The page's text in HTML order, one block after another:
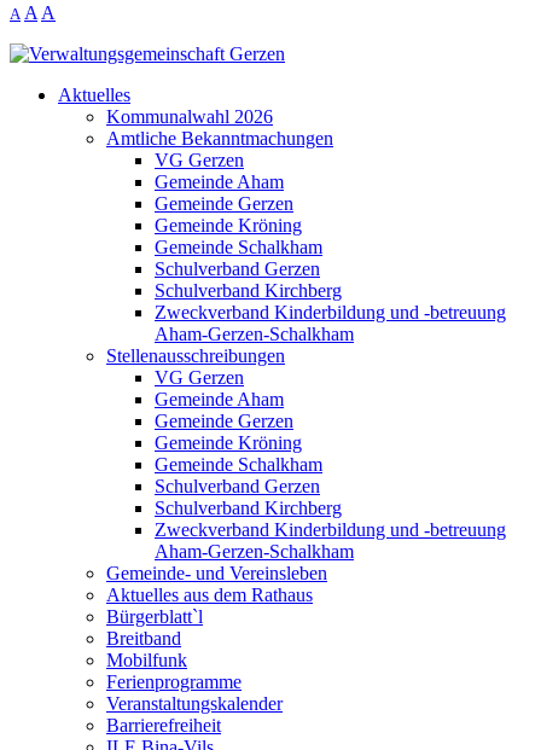
A A A
Aktuelles
Kommunalwahl 2026
Amtliche Bekanntmachungen
VG Gerzen
Gemeinde Aham
Gemeinde Gerzen
Gemeinde Kröning
Gemeinde Schalkham
Schulverband Gerzen
Schulverband Kirchberg
Zweckverband Kinderbildung und -betreuung
Aham-Gerzen-Schalkham
Stellenausschreibungen
VG Gerzen
Gemeinde Aham
Gemeinde Gerzen
Gemeinde Kröning
Gemeinde Schalkham
Schulverband Gerzen
Schulverband Kirchberg
Zweckverband Kinderbildung und -betreuung
Aham-Gerzen-Schalkham
Gemeinde- und Vereinsleben
Aktuelles aus dem Rathaus
Bürgerblatt`l
Breitband
Mobilfunk
Ferienprogramme
Veranstaltungskalender
Barrierefreiheit